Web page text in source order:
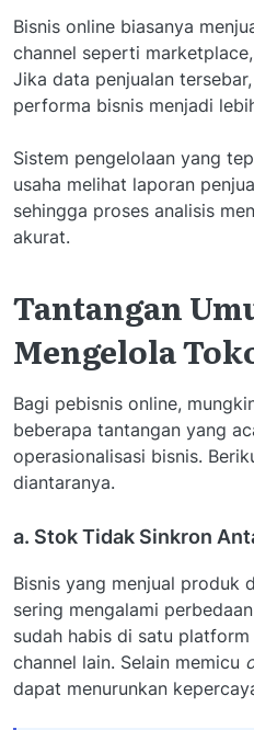
Bisnis online biasanya
channel seperti
Jika data penjualan
performa bisnis menjadi
Sistem pengelolaan yang
usaha melihat laporan
sehingga proses analisis
akurat.
Tantangan
Mengelola
Bagi pebisnis online,
beberapa tantangan yang
operasionalisasi bisnis.
diantaranya.
a. Stok Tidak Sinkron
Bisnis yang menjual produk
sering mengalami
sudah habis di satu
channel lain. Selain memicu
dapat menurunkan